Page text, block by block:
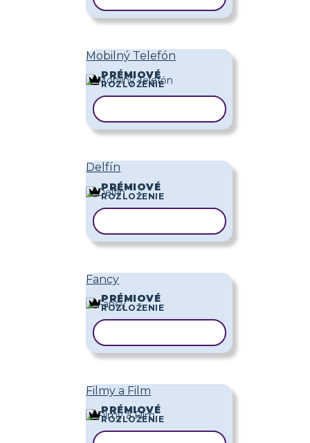
Mobilný Telefón
PRÉMIOVÉ
ROZLOŽENIE
Delfín
PRÉMIOVÉ
ROZLOŽENIE
Fancy
PRÉMIOVÉ
ROZLOŽENIE
Filmy a Film
PRÉMIOVÉ
ROZLOŽENIE